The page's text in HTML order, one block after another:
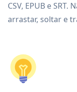
CSV, EPUB e
arrastar, soltar e